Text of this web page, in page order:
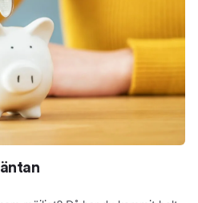
innan du väljer ett sparkonto
eller inte?
ska vara säkra?
och inlåningsföretag
år 2021